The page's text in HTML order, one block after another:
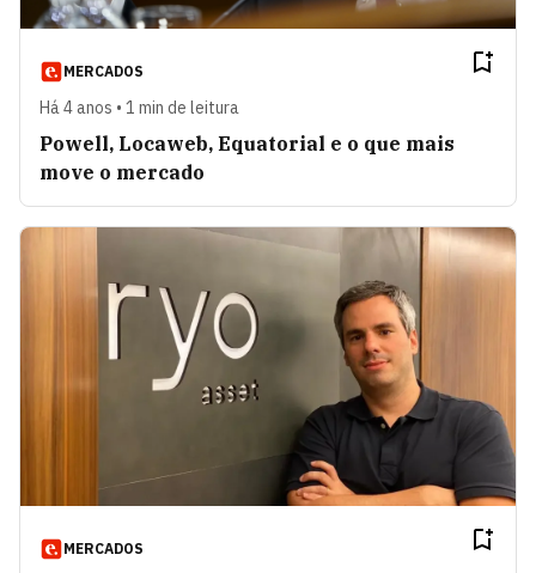
MERCADOS
Há 4 anos • 1 min de leitura
Powell, Locaweb, Equatorial e o que mais
move o mercado
MERCADOS